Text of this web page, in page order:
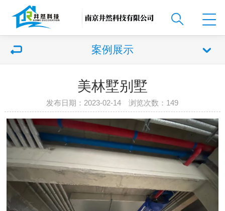
案例展示
美林墅别墅
发布日期：2023-02-14 浏览次数： 149